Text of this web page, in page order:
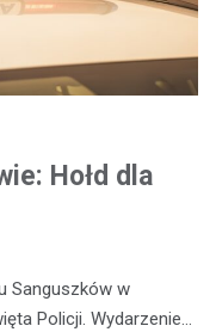
Hołd dla
Sanguszków w
Policji. Wydarzenie…